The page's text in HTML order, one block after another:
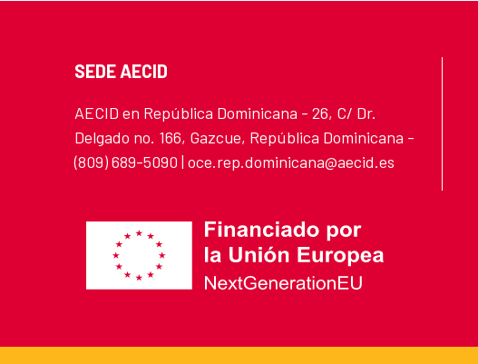
SEDE AECID
AECID en República Dominicana - 26, C/ Dr.
Delgado no. 166, Gazcue, República Dominicana -
(809) 689-5090 | oce.rep.dominicana@aecid.es